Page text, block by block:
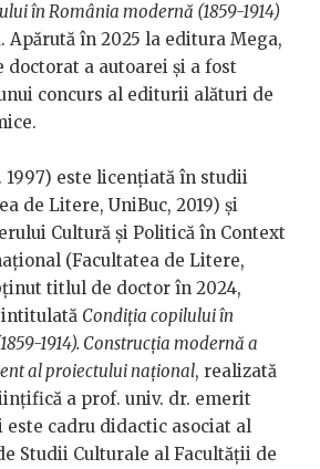
în România modernă (1859-1914)
Apărută în 2025 la editura Mega,
doctorat a autoarei și a fost
concurs al editurii alături de
este licențiată în studii
de Litere, UniBuc, 2019) și
Cultură și Politică în Context
(Facultatea de Litere,
titlul de doctor în 2024,
intitulată Condiția copilului în
1914). Construcția modernă a
al proiectului național, realizată
a prof. univ. dr. emerit
este cadru didactic asociat al
Studii Culturale al Facultății de